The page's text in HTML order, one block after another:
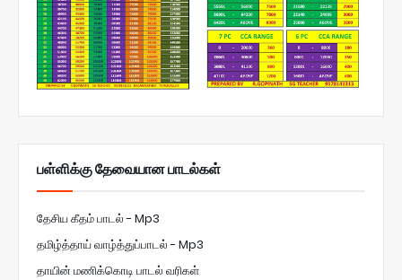
பள்ளிக்கு தேவையான பாடல்கள்
தேசிய கீதம் பாடல் - Mp3
தமிழ்த்தாய் வாழ்த்துப்பாடல் - Mp3
தாயின் மணிக்கொடி பாடல் வரிகள்